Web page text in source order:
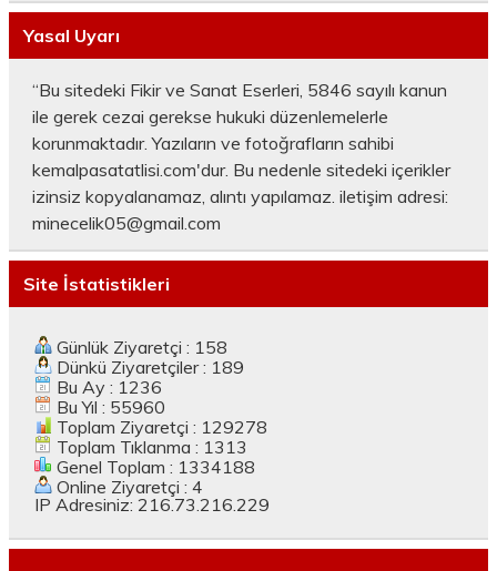
Yasal Uyarı
“Bu sitedeki Fikir ve Sanat Eserleri, 5846 sayılı kanun
ile gerek cezai gerekse hukuki düzenlemelerle
korunmaktadır. Yazıların ve fotoğrafların sahibi
kemalpasatatlisi.com'dur. Bu nedenle sitedeki içerikler
izinsiz kopyalanamaz, alıntı yapılamaz. iletişim adresi:
minecelik05@gmail.com
Site İstatistikleri
Günlük Ziyaretçi : 158
Dünkü Ziyaretçiler : 189
Bu Ay : 1236
Bu Yıl : 55960
Toplam Ziyaretçi : 129278
Toplam Tıklanma : 1313
Genel Toplam : 1334188
Online Ziyaretçi : 4
IP Adresiniz: 216.73.216.229